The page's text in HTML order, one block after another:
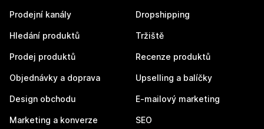
Prodejní kanály
Hledání produktů
Prodej produktů
Objednávky a doprava
Design obchodu
Marketing a konverze
Dropshipping
Tržiště
Recenze produktů
Upselling a balíčky
E-mailový marketing
SEO